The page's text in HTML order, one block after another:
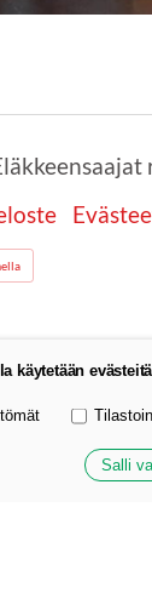
käytetään
evästeet
Salli